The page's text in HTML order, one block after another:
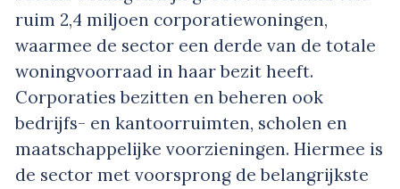
ruim 2,4 miljoen corporatiewoningen,
waarmee de sector een derde van de totale
woningvoorraad in haar bezit heeft.
Corporaties bezitten en beheren ook
bedrijfs- en kantoorruimten, scholen en
maatschappelijke voorzieningen. Hiermee is
de sector met voorsprong de belangrijkste